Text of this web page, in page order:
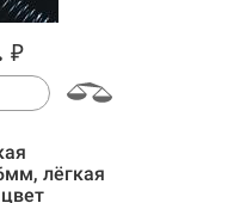
₽
лёгкая